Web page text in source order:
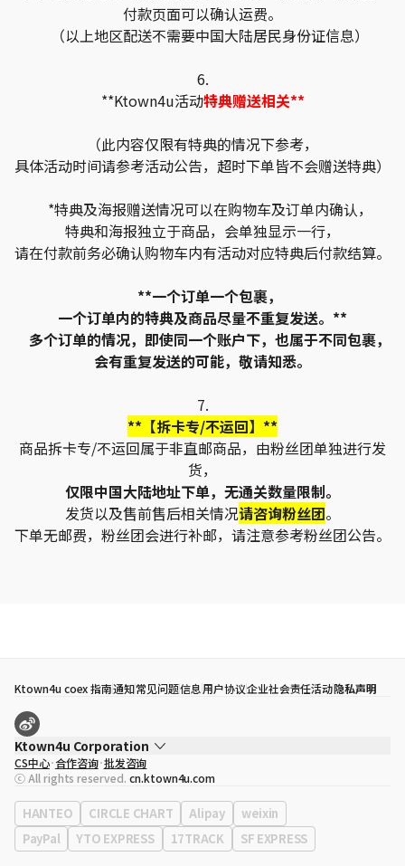
付款页面可以确认运费。
（以上地区配送不需要中国大陆居民身份证信息）
6.
**Ktown4u活动特典赠送相关**
（此内容仅限有特典的情况下参考，
具体活动时间请参考活动公告，超时下单皆不会赠送特典）
*特典及海报赠送情况可以在购物车及订单内确认，
特典和海报独立于商品，会单独显示一行，
请在付款前务必确认购物车内有活动对应特典后付款结算。
**一个订单一个包裹，
一个订单内的特典及商品尽量不重复发送。**
多个订单的情况，即使同一个账户下，也属于不同包裹，
会有重复发送的可能，敬请知悉。
7.
**【拆卡专/不运回】**
商品拆卡专/不运回属于非直邮商品，由粉丝团单独进行发
货，
仅限中国大陆地址下单，无通关数量限制。
发货以及售前售后相关情况请咨询粉丝团。
下单无邮费，粉丝团会进行补邮，请注意参考粉丝团公告。
Ktown4u coex 指南通知常见问题信息用户协议企业社会责任活动隐私声明
Ktown4u Corporation
代表
宋効珉
营业执照 120-87-71116
公司地址 首尔特别市 江南区 岭东大路 513号 3楼 （三成洞， coex)
CS中心 合作咨询 批发咨询
ⓒ All rights reserved. cn.ktown4u.com
HANTEO CIRCLE CHART Alipay
weixin
PayPal
YTO EXPRESS 17TRACK SF EXPRESS